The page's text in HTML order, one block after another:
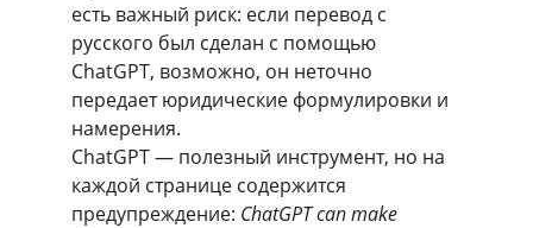
есть важный риск: если перевод с
русского был сделан с помощью
ChatGPT, возможно, он неточно
передает юридические формулировки и
намерения.
ChatGPT — полезный инструмент, но на
каждой странице содержится
предупреждение: ChatGPT can make